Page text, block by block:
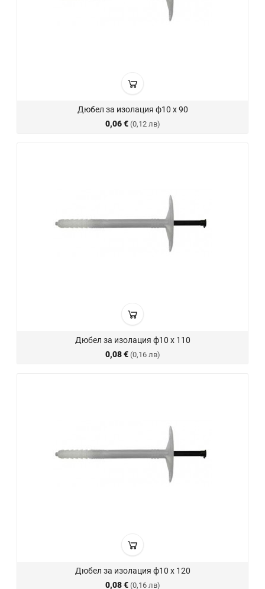
Дюбел за изолация ф10 х 90
0,06 € (0,12 лв)
Дюбел за изолация ф10 х 110
0,08 € (0,16 лв)
Дюбел за изолация ф10 х 120
0,08 € (0,16 лв)